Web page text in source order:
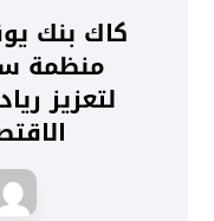
كاك بنك
منظمة
لتعزيز